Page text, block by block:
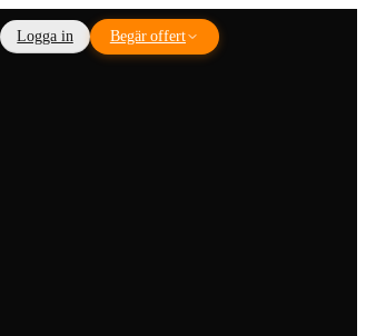
Logga in Begär offert